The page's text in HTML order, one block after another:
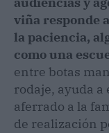
viña responde
la paciencia,
como una
entre botas
rodaje, ayuda a
aferrado a la
de realización